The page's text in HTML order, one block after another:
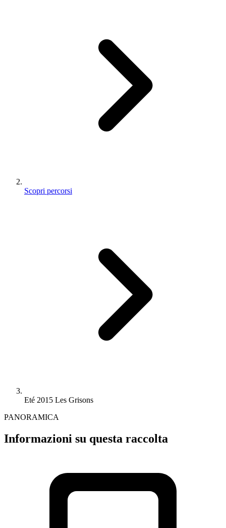
Scopri percorsi
Eté 2015 Les Grisons
PANORAMICA
Informazioni su questa raccolta